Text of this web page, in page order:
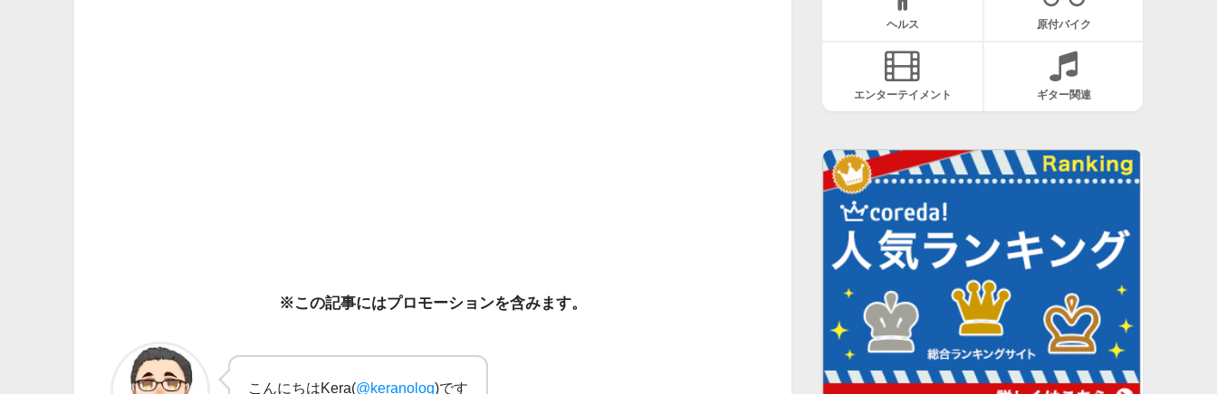
※この記事にはプロモーションを含みます。
こんにちはKera(@keranolog)です
ヘルス 原付バイク
エンターテイメント ギター関連